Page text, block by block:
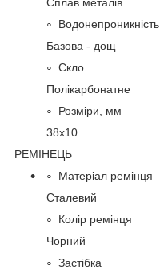
Сплав металів
Водонепроникність
Базова - дощ
Скло
Полікарбонатне
Розміри, мм
38х10
РЕМІНЕЦЬ
Матеріал ремінця
Сталевий
Колір ремінця
Чорний
Застібка